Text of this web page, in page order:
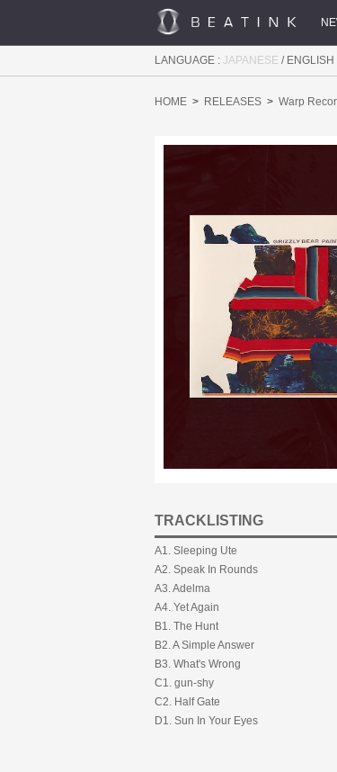
LANGUAGE : JAPANESE / ENGLISH
HOME RELEASES Warp
TRACKLISTING
A1. Sleeping Ute
A2. Speak In Rounds
A3. Adelma
A4. Yet Again
B1. The Hunt
B2. A Simple Answer
B3. What's Wrong
C1. gun-shy
C2. Half Gate
D1. Sun In Your Eyes